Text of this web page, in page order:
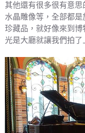
其他還有很多很有意
水晶雕像等，全部都
珍藏品，就好像來到博
光是大廳就讓我們拍了